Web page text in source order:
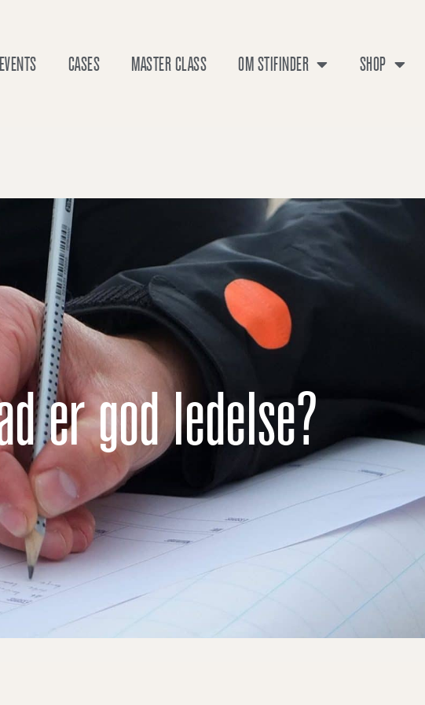
CASES MASTER CLASS OM STIFINDER SHOP
er god ledelse?